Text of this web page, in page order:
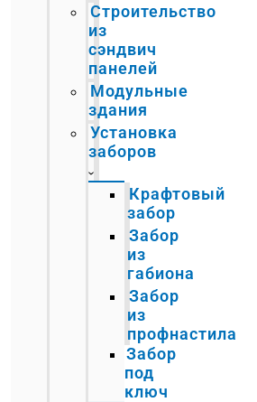
Строительство
из
сэндвич
панелей
Модульные
здания
Установка
заборов
Крафтовый
забор
Забор
из
габиона
Забор
из
профнастила
Забор
под
ключ